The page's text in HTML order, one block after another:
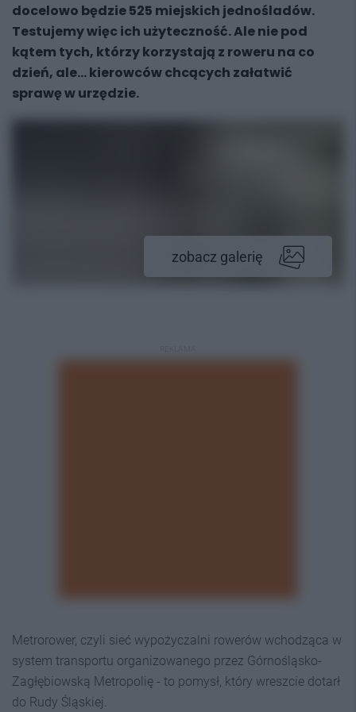
docelowo będzie 525 miejskich jednośladów.
Testujemy więc ich użyteczność. Ale nie pod
kątem tych, którzy korzystają z roweru na co
dzień, ale... kierowców chcących załatwić
sprawę w urzędzie.
zobacz galerię
Metrorower, czyli sieć wypożyczalni rowerów wchodząca w
system transportu organizowanego przez Górnośląsko-
Zagłębiowską Metropolię - to pomysł, który wreszcie dotarł
do Rudy Śląskiej.